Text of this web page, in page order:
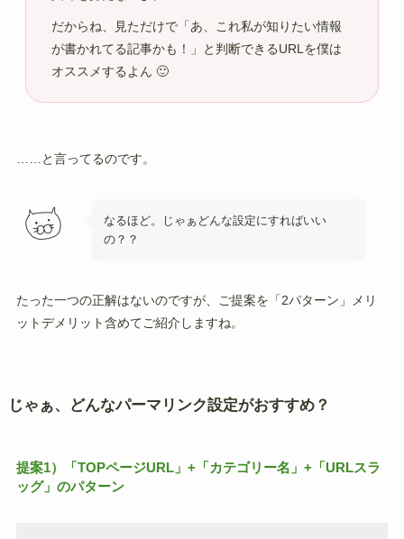
だからね、見ただけで「あ、これ私が知りたい情報
が書かれてる記事かも！」と判断できるURLを僕は
オススメするよん 🙂
……と言ってるのです。
なるほど。じゃぁどんな設定にすればいい
の？？
たった一つの正解はないのですが、ご提案を「2パターン」メリ
ットデメリット含めてご紹介しますね。
じゃぁ、どんなパーマリンク設定がおすすめ？
提案1）「TOPページURL」+「カテゴリー名」+「URLスラ
ッグ」のパターン